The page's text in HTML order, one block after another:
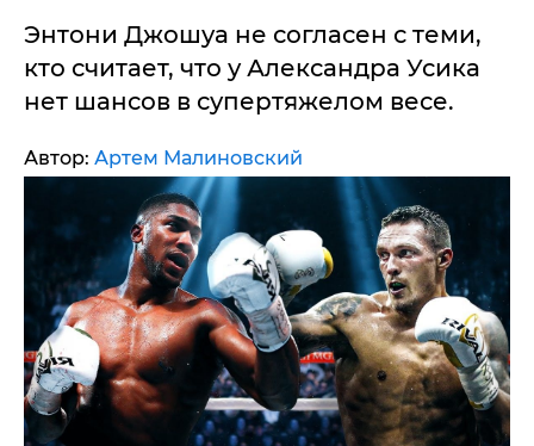
Энтони Джошуа не согласен с теми,
кто считает, что у Александра Усика
нет шансов в супертяжелом весе.
Автор: Артем Малиновский